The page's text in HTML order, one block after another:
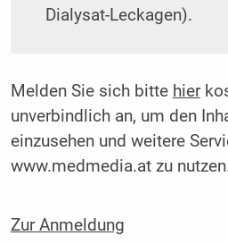
Dialysat-Leckagen).
Melden Sie sich bitte hier
unverbindlich an, um den
einzusehen und weitere
www.medmedia.at zu
Zur Anmeldung